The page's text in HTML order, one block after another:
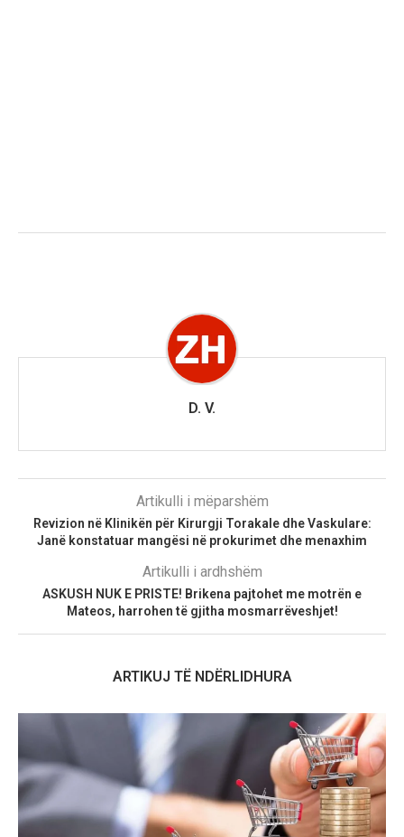
D. V.
Artikulli i mëparshëm
Revizion në Klinikën për Kirurgji Torakale dhe Vaskulare:
Janë konstatuar mangësi në prokurimet dhe menaxhim
Artikulli i ardhshëm
ASKUSH NUK E PRISTE! Brikena pajtohet me motrën e
Mateos, harrohen të gjitha mosmarrëveshjet!
ARTIKUJ TË NDËRLIDHURA